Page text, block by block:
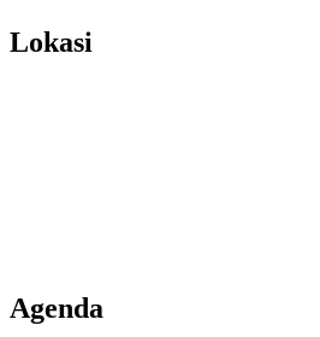
Lokasi
Agenda